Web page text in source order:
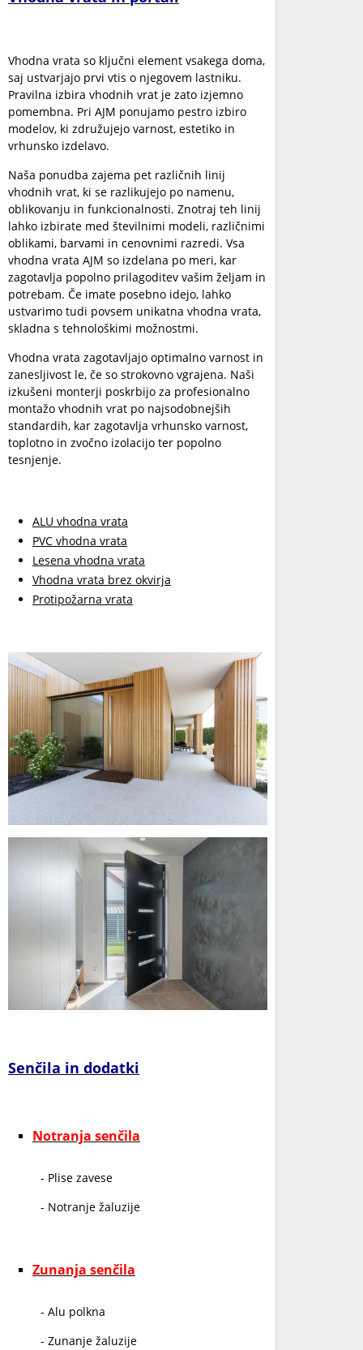
Vhodna vrata so ključni element vsakega doma,
saj ustvarjajo prvi vtis o njegovem lastniku.
Pravilna izbira vhodnih vrat je zato izjemno
pomembna. Pri AJM ponujamo pestro izbiro
modelov, ki združujejo varnost, estetiko in
vrhunsko izdelavo.
Naša ponudba zajema pet različnih linij
vhodnih vrat, ki se razlikujejo po namenu,
oblikovanju in funkcionalnosti. Znotraj teh linij
lahko izbirate med številnimi modeli, različnimi
oblikami, barvami in cenovnimi razredi. Vsa
vhodna vrata AJM so izdelana po meri, kar
zagotavlja popolno prilagoditev vašim željam in
potrebam. Če imate posebno idejo, lahko
ustvarimo tudi povsem unikatna vhodna vrata,
skladna s tehnološkimi možnostmi.
Vhodna vrata zagotavljajo optimalno varnost in
zanesljivost le, če so strokovno vgrajena. Naši
izkušeni monterji poskrbijo za profesionalno
montažo vhodnih vrat po najsodobnejših
standardih, kar zagotavlja vrhunsko varnost,
toplotno in zvočno izolacijo ter popolno
tesnjenje.
ALU vhodna vrata
PVC vhodna vrata
Lesena vhodna vrata
Vhodna vrata brez okvirja
Protipožarna vrata
Senčila in dodatki
Notranja senčila
- Plise zavese
- Notranje žaluzije
Zunanja senčila
- Alu polkna
- Zunanje žaluzije